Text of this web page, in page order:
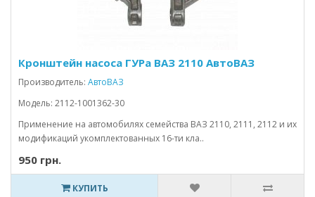
Кронштейн насоса ГУРа ВАЗ 2110 АвтоВАЗ
Производитель: АвтоВАЗ
Модель: 2112-1001362-30
Применение на автомобилях семейства ВАЗ 2110, 2111, 2112 и их
модификаций укомплектованных 16-ти кла..
950 грн.
КУПИТЬ